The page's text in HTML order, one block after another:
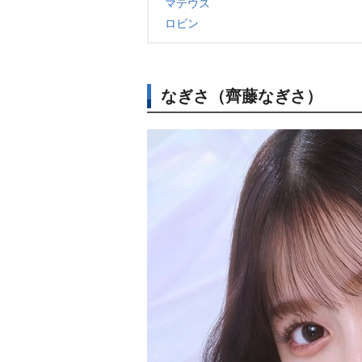
マテウス
ロビン
なぎさ（齊藤なぎさ）